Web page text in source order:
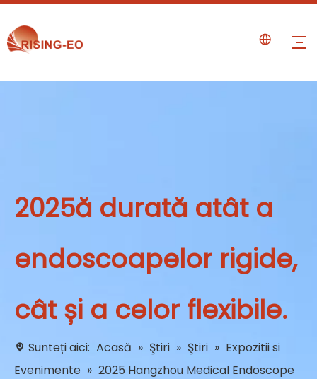
2025ă durată atât a
endoscoapelor rigide,
cât și a celor flexibile.
Sunteți aici: Acasă » Ştiri » Ştiri » Expozitii si
Evenimente » 2025 Hangzhou Medical Endoscope